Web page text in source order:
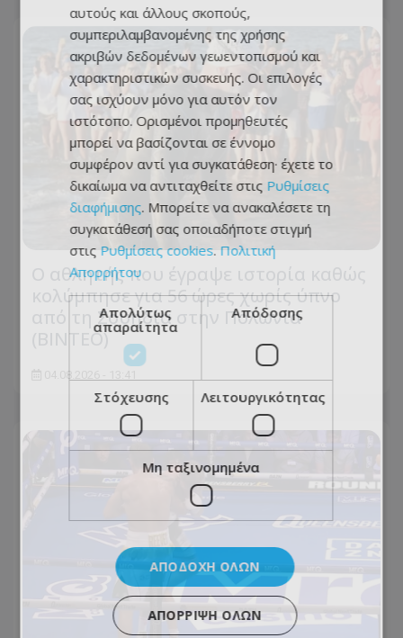
Ο αθλητής που έγραψε ιστορία καθώς
κολύμπησε για 56 ώρες χωρίς ύπνο
από τη Σουηδία στην Πολωνία
(ΒΙΝΤΕΟ)
αυτούς και άλλους σκοπούς,
συμπεριλαμβανομένης της χρήσης
ακριβών δεδομένων γεωεντοπισμού και
χαρακτηριστικών συσκευής. Οι επιλογές
σας ισχύουν μόνο για αυτόν τον
ιστότοπο. Ορισμένοι προμηθευτές
μπορεί να βασίζονται σε έννομο
συμφέρον αντί για συγκατάθεση· έχετε το
δικαίωμα να αντιταχθείτε στις Ρυθμίσεις
διαφήμισης. Μπορείτε να ανακαλέσετε τη
συγκατάθεσή σας οποιαδήποτε στιγμή
στις Ρυθμίσεις cookies. Πολιτική
Απορρήτου
Απολύτως
απαραίτητα
Απόδοσης
Στόχευσης Λειτουργικότητας
Μη ταξινομημένα
ΑΠΟΔΟΧΉ ΌΛΩΝ
ΑΠΌΡΡΙΨΗ ΌΛΩΝ